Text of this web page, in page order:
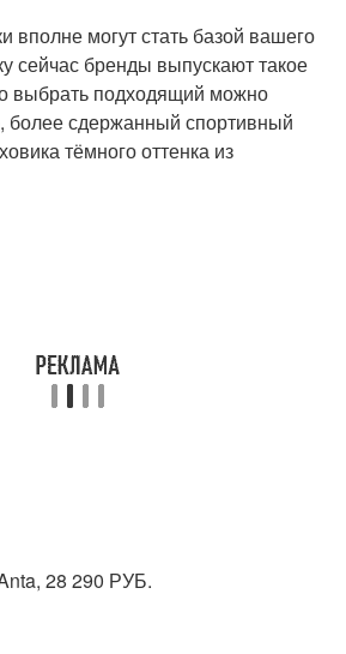
вполне могут стать базой вашего
сейчас бренды выпускают такое
выбрать подходящий можно
сдержанный спортивный
тёмного оттенка из
28 290 РУБ.